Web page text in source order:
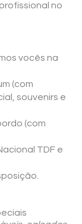
no
vocês na
(com
souvenirs e
(com
TDF e